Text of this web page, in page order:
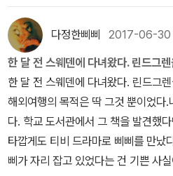
aver.com/article/014/
사태에 '사과문 보니 어이가 없다
cle/018/
중…“한국, 용지 부족해 투표 못해
ticle/022/0004132866+“서울 재
당선되자 ‘입꾹’https://
08096李대통령 '국민 뜻 겸허히 받
야'https://n.news.naver.com/
면, 나라지기를 맡든 벼슬아치를 하
랑 꼭 읽을 줄 아는 참하고 상냥한 아
다. ‘그림책 아빠’가 적거나 드문 곳은
ㄹㄴ《산적의 딸 로냐》(아스트리드
이진영 옮김, 시공주니어,
Lindgren #IlonWilkand
daughter《문제아》(박기범, 창비,
벌)《수경이》(임길택, 우리교육,
《꼬마 마녀》(오트프리트 프로이슬러
“말꽃 짓는 책숲, 숲노래”라는 이름
도서관·책박물관을 꾸리는 사람. ‘보
‘이오덕 어른 유고’를 갈무리했습니다.
《쉬운 말이 평화》, 《곁말》, 《곁책》
전》, 《새로 쓰는 겹말 꾸러미 사전》,
전》, 《책숲마실》, 《우리말 수수께끼
리말 글쓰기 사전》, 《이오덕 마음 읽
움》, 《마을에서 살려낸 우리말》, 《읽
들하고 딸을 낳으며 글을 쓰는 일을
누워 지내던 어느 날, 어머니한테 불
랐다지요. 아이가 지은 ‘삐삐’라는 이
린드그렌 님인데, 1944년에 눈길에
리에 드러눕고 보니, 예전에 딸아이
비로소 글로 옮겼다고 합니다. 모든
는 줄거리를 글자락으로 상냥하면서
근하게 담아내었습니다. 아이들은 마
을 일깨우고, 어른들은 아이다운 푸
다정한삐삐 2017-06-30
한 달 전 스웨덴에 다녀왔다. 린드그
한 달 전 스웨덴에 다녀왔다. 린드그
해외여행의 목적은 딱 그것 뿐이었다
다. 학교 도서관에서 그 책을 발견했
타깝게도 티비 드라마로 삐삐를 만났
삐가 자리 잡고 있었다는 건 기쁜 사